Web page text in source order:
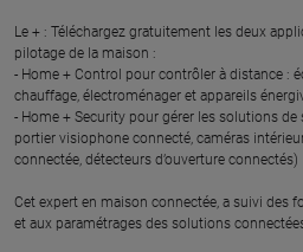
Le + : Téléchargez gratuitement les deux
pilotage de la maison :
- Home + Control pour contrôler à distance :
chauffage, électroménager et appareils
- Home + Security pour gérer les solutions
portier visiophone connecté, caméras
connectée, détecteurs d’ouverture connectés)
Cet expert en maison connectée, a suivi des
et aux paramétrages des solutions